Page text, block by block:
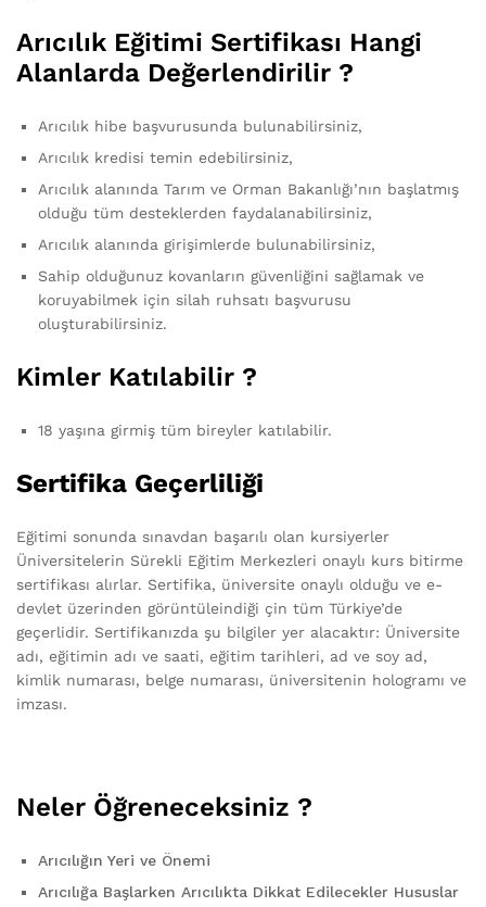
Arıcılık Eğitimi Sertifikası Hangi
Alanlarda Değerlendirilir ?
Arıcılık hibe başvurusunda bulunabilirsiniz,
Arıcılık kredisi temin edebilirsiniz,
Arıcılık alanında Tarım ve Orman Bakanlığı’nın başlatmış
olduğu tüm desteklerden faydalanabilirsiniz,
Arıcılık alanında girişimlerde bulunabilirsiniz,
Sahip olduğunuz kovanların güvenliğini sağlamak ve
koruyabilmek için silah ruhsatı başvurusu
oluşturabilirsiniz.
Kimler Katılabilir ?
18 yaşına girmiş tüm bireyler katılabilir.
Sertifika Geçerliliği
Eğitimi sonunda sınavdan başarılı olan kursiyerler
Üniversitelerin Sürekli Eğitim Merkezleri onaylı kurs bitirme
sertifikası alırlar. Sertifika, üniversite onaylı olduğu ve e-
devlet üzerinden görüntüleindiği çin tüm Türkiye’de
geçerlidir. Sertifikanızda şu bilgiler yer alacaktır: Üniversite
adı, eğitimin adı ve saati, eğitim tarihleri, ad ve soy ad,
kimlik numarası, belge numarası, üniversitenin hologramı ve
imzası.
Neler Öğreneceksiniz ?
Arıcılığın Yeri ve Önemi
Arıcılığa Başlarken Arıcılıkta Dikkat Edilecekler Hususlar